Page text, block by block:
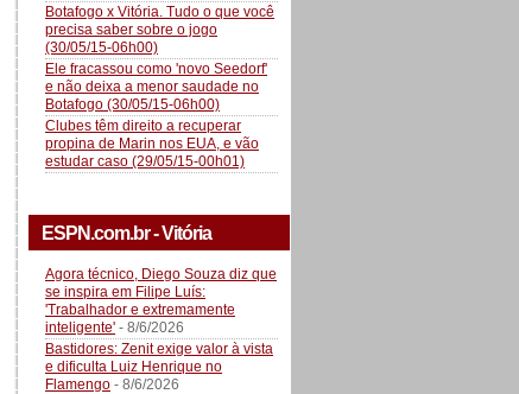
Botafogo x Vitória. Tudo o que você
precisa saber sobre o jogo
(30/05/15-06h00)
Ele fracassou como 'novo Seedorf'
e não deixa a menor saudade no
Botafogo (30/05/15-06h00)
Clubes têm direito a recuperar
propina de Marin nos EUA, e vão
estudar caso (29/05/15-00h01)
ESPN.com.br - Vitória
Agora técnico, Diego Souza diz que
se inspira em Filipe Luís:
'Trabalhador e extremamente
inteligente' - 8/6/2026
Bastidores: Zenit exige valor à vista
e dificulta Luiz Henrique no
Flamengo - 8/6/2026